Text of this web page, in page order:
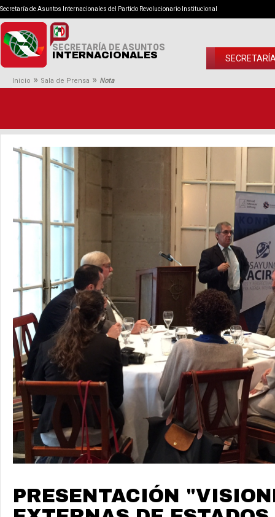
Secretaría de Asuntos Internacionales del Partido Revolucionario Institucional
SECRETARÍA DE ASUNTOS
INTERNACIONALES
Inicio » Sala de Prensa » Nota
PRESENTACIÓN